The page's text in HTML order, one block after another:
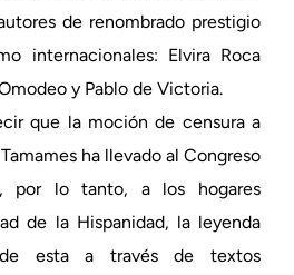
de renombrado prestigio
internacionales: Elvira Roca
y Pablo de Victoria.
que la moción de censura a
ha llevado al Congreso
por lo tanto, a los hogares
de la Hispanidad, la leyenda
esta a través de textos